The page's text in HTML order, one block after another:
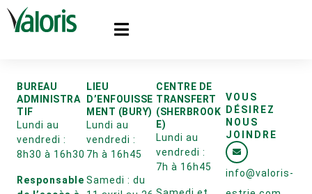
BUREAU
ADMINISTRA
TIF
Lundi au
vendredi :
8h30 à 16h30
Responsable
LIEU
D’ENFOUISSE
MENT (BURY)
Lundi au
vendredi :
7h à 16h45
Samedi : du
CENTRE DE
TRANSFERT
(SHERBROOK
E)
Lundi au
vendredi :
7h à 16h45
VOUS
DÉSIREZ
NOUS
JOINDRE
info@valoris-